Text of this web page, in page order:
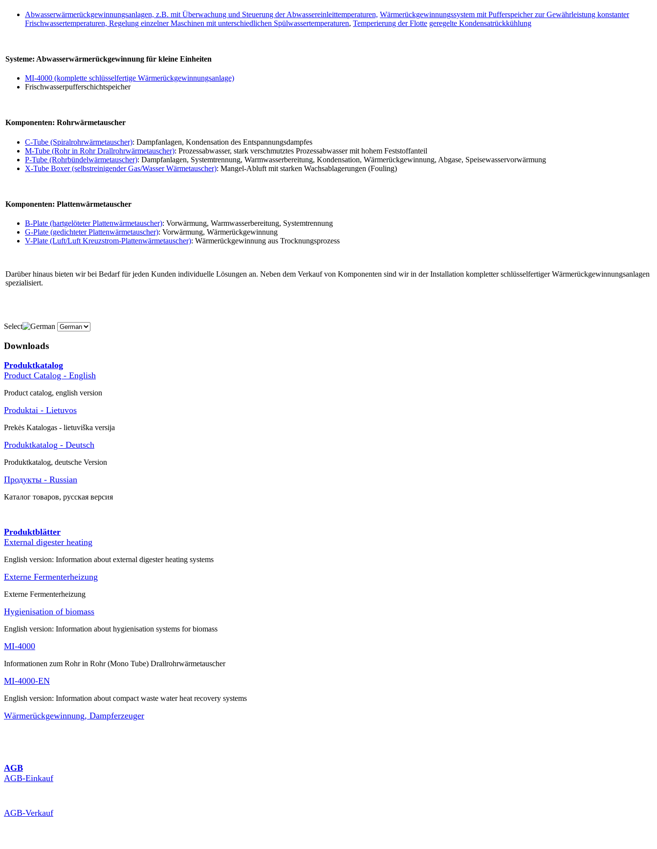
Abwasserwärmerückgewinnungsanlagen, z.B. mit Überwachung und Steuerung der Abwassereinleittemperaturen, Wärmerückgewinnungssystem mit Pufferspeicher zur Gewährleistung konstanter
Frischwassertemperaturen, Regelung einzelner Maschinen mit unterschiedlichen Spülwassertemperaturen, Temperierung der Flotte geregelte Kondensatrückkühlung
Systeme: Abwasserwärmerückgewinnung für kleine Einheiten
MI-4000 (komplette schlüsselfertige Wärmerückgewinnungsanlage)
Frischwasserpufferschichtspeicher
Komponenten: Rohrwärmetauscher
C-Tube (Spiralrohrwärmetauscher): Dampfanlagen, Kondensation des Entspannungsdampfes
M-Tube (Rohr in Rohr Drallrohrwärmetauscher): Prozessabwasser, stark verschmutztes Prozessabwasser mit hohem Feststoffanteil
P-Tube (Rohrbündelwärmetauscher): Dampfanlagen, Systemtrennung, Warmwasserbereitung, Kondensation, Wärmerückgewinnung, Abgase, Speisewasservorwärmung
X-Tube Boxer (selbstreinigender Gas/Wasser Wärmetauscher): Mangel-Abluft mit starken Wachsablagerungen (Fouling)
Komponenten: Plattenwärmetauscher
B-Plate (hartgelöteter Plattenwärmetauscher): Vorwärmung, Warmwasserbereitung, Systemtrennung
G-Plate (gedichteter Plattenwärmetauscher): Vorwärmung, Wärmerückgewinnung
V-Plate (Luft/Luft Kreuzstrom-Plattenwärmetauscher): Wärmerückgewinnung aus Trocknungsprozess
Darüber hinaus bieten wir bei Bedarf für jeden Kunden individuelle Lösungen an. Neben dem Verkauf von Komponenten sind wir in der Installation kompletter schlüsselfertiger Wärmerückgewinnungsanlagen
spezialisiert.
Select
Downloads
Produktkatalog
Product Catalog - English
Product catalog, english version
Produktai - Lietuvos
Prekės Katalogas - lietuviška versija
Produktkatalog - Deutsch
Produktkatalog, deutsche Version
Продукты - Russian
Каталог товаров, русская версия
Produktblätter
External digester heating
English version: Information about external digester heating systems
Externe Fermenterheizung
Externe Fermenterheizung
Hygienisation of biomass
English version: Information about hygienisation systems for biomass
MI-4000
Informationen zum Rohr in Rohr (Mono Tube) Drallrohrwärmetauscher
MI-4000-EN
English version: Information about compact waste water heat recovery systems
Wärmerückgewinnung, Dampferzeuger
AGB
AGB-Einkauf
AGB-Verkauf